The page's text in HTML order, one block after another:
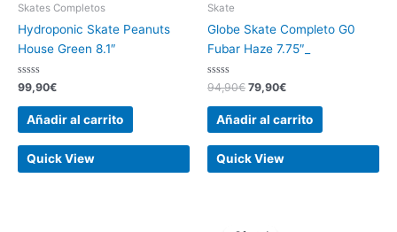
Skates Completos
Hydroponic Skate Peanuts
House Green 8.1″
Valorado
con
0
99,90€
Añadir al carrito
Quick View
Skate
Globe Skate Completo G0
Fubar Haze 7.75″_
Valorado
con
0
94,90€ 79,90€
Añadir al carrito
Quick View
precio